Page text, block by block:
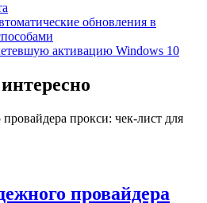
обновления в
активацию Windows 10
провайдера